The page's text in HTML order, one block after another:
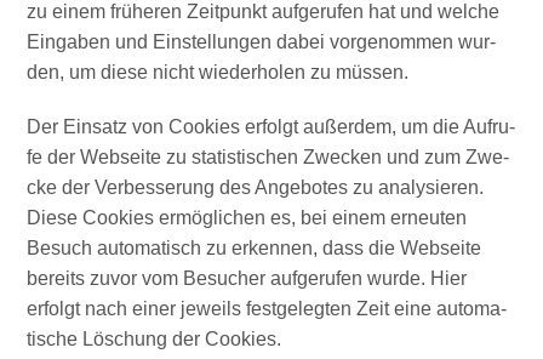
zu einem frü­he­ren Zeit­punkt auf­ge­ru­fen hat und wel­che
Ein­ga­ben und Ein­stel­lun­gen dabei vor­ge­nom­men wur­
den, um die­se nicht wie­der­ho­len zu müssen.
Der Ein­satz von Coo­kies erfolgt außer­dem, um die Auf­ru­
fe der Web­sei­te zu sta­tis­ti­schen Zwe­cken und zum Zwe­
cke der Ver­bes­se­rung des Ange­bo­tes zu ana­ly­sie­ren.
Die­se Coo­kies ermög­li­chen es, bei einem erneu­ten
Besuch auto­ma­tisch zu erken­nen, dass die Web­sei­te
bereits zuvor vom Besu­cher auf­ge­ru­fen wur­de. Hier
erfolgt nach einer jeweils fest­ge­leg­ten Zeit eine auto­ma­
ti­sche Löschung der Cookies.